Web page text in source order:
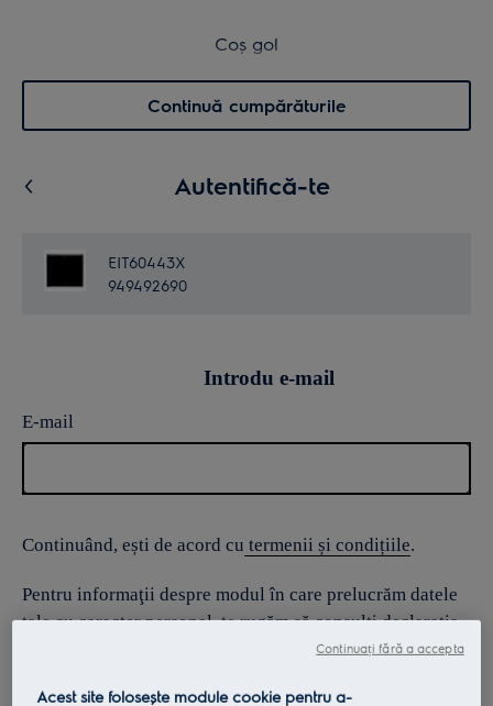
Menu 0
Coș de cumpărături
Coș gol
Continuă cumpărăturile
Autentifică-te
EIT60443X
949492690
Introdu e-mail
E-mail
Continuând, ești de acord cu termenii și condițiile.
Pentru informaţii despre modul în care prelucrăm datele
tale cu caracter personal, te rugăm să consulţi declaraţia
Acest site folosește module cookie pentru a-
Continuați fără a accepta